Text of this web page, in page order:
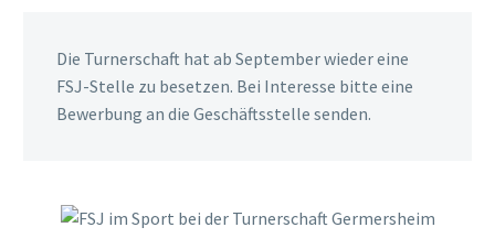
Die Turnerschaft hat ab September wieder eine
FSJ-Stelle zu besetzen. Bei Interesse bitte eine
Bewerbung an die Geschäftsstelle senden.